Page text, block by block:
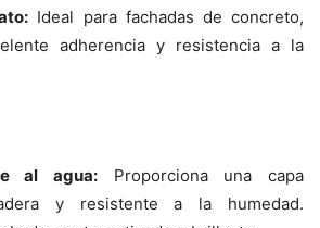
Ideal para fachadas de concreto,
adherencia y resistencia a la
al agua: Proporciona una capa
y resistente a la humedad.